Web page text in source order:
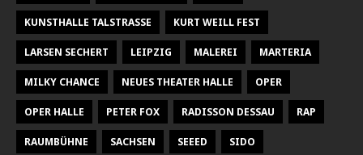
KUNSTHALLE TALSTRASSE KURT WEILL FEST
LARSEN SECHERT LEIPZIG MALEREI MARTERIA
MILKY CHANCE NEUES THEATER HALLE OPER
OPER HALLE PETER FOX RADISSON DESSAU RAP
RAUMBÜHNE SACHSEN SEEED SIDO